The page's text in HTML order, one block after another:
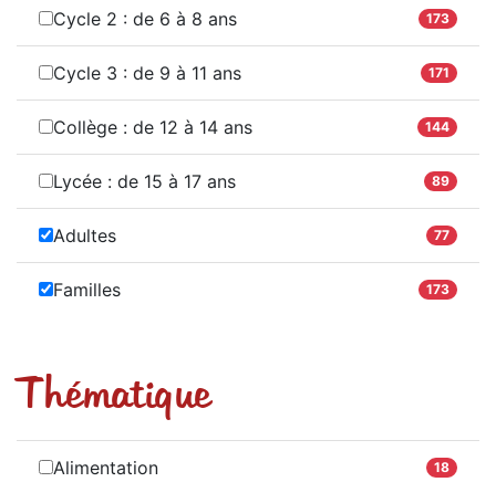
Cycle 2 : de 6 à 8 ans 173
Cycle 3 : de 9 à 11 ans 171
Collège : de 12 à 14 ans 144
Lycée : de 15 à 17 ans 89
Adultes 77
Familles 173
Thématique
Alimentation 18